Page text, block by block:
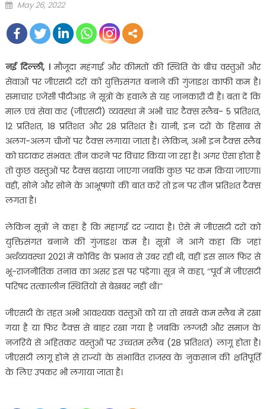
Posted
May 26, 2022
नई दिल्ली, । मौजूदा महंगाई और कीमतों की स्थिति के बीच वस्तुओं और
सेवाओं पर जीएसटी दरों को युक्तिसंगत बनाने की गुंजाइश काफी कम है।
समाचार एजेंसी पीटीआइ ने सूत्रों के हवाले से यह जानकारी दी है। बता दें कि
माल एवं सेवा कर (जीएसटी) व्यवस्था में अभी चार टैक्स स्लैब- 5 प्रतिशत,
12 प्रतिशत, 18 प्रतिशत और 28 प्रतिशत है। यानी, इन दरों के हिसाब से
अलग-अलग चीजों पर टैक्स लगाया जाता है। लेकिन, अभी इन टैक्स स्लैब
को घटाकर संभवत: तीन करने पर विचार किया जा रहा है। अगर ऐसा होता है
तो कुछ वस्तुओं पर टैक्स बढ़ाया जाएगा जबकि कुछ पर कम किया जाएगा।
वहीं, सोने और सोने के आभूषणों की बात करें तो इन पर तीन प्रतिशत टैक्स
लगता है।
लेकिन सूत्रों ने कहा है कि मंहागई दर ज्यादा है। ऐसे में जीएसटी दरों को
युक्तिसंगत बनाने की गुंजाइश कम है। सूत्रों ने आगे कहा कि जहां
अर्थव्यवस्था 2021 में कोविड के प्रभाव से उबर रही थी, वहीं इस साल फिर से
भू-राजनीतिक तनाव का असर इस पर पड़ेगा। सूत्र ने कहा, ‘‘पूर्व में जीएसटी
परिषद तत्कालीन स्थितियों से बेखबर नहीं थी।’’
जीएसटी के तहत अभी आवश्यक वस्तुओं को या तो सबसे कम स्लैब में रखा
गया है या फिर टैक्स से बाहर रखा गया है जबकि लग्जरी और समाज के
नजरिये से अहितकर वस्तुओं पर उच्चतम स्लैब (28 प्रतिशत) लागू होता है।
जीएसटी लागू होने से राज्यों के संभावित राजस्व के नुकसान की क्षतिपूर्ति
के लिए उपकर भी लगाया जाता है।